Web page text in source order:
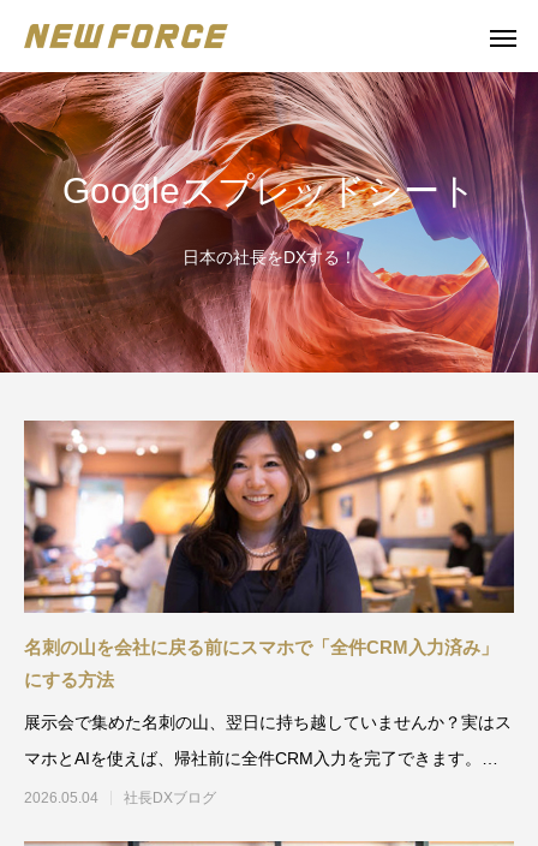
WEBコンテンツ
WEBマーケティング戦略立案
補助金
補助金の取得
Googleスプレッドシート
日本の社長をDXする！
名刺の山を会社に戻る前にスマホで「全件CRM入力済み」
にする方法
展示会で集めた名刺の山、翌日に持ち越していませんか？実はス
マホとAIを使えば、帰社前に全件CRM入力を完了できます。
Geminiとスプレッド
2026.05.04 社長DXブログ